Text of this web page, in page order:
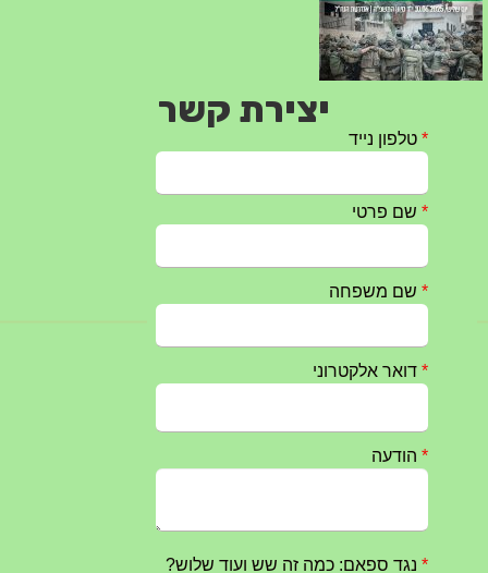
טקס ההתיחדות עם החללים לשנת 2025 – 10 יוני 2025
מופע הגבעטרון ב 10.10.2024 נדחה בשל המצב הבטחוני
חרבות ברזל – הודעה 1 – 14.10.2023
יצירת קשר